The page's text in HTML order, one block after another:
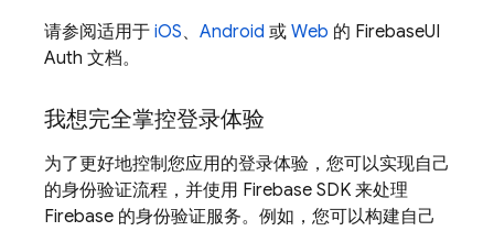
请参阅适用于 iOS、 Android 或 Web 的 FirebaseUI
Auth 文档。
我想完全掌控登录体验
为了更好地控制您应用的登录体验，您可以实现自己
的身份验证流程，并使用 Firebase SDK 来处理
Firebase 的身份验证服务。例如，您可以构建自己